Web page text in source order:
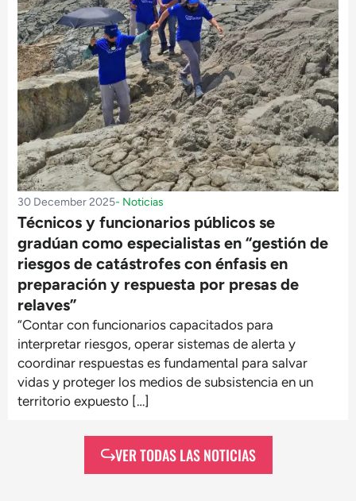
30 December 2025- Noticias
Técnicos y funcionarios públicos se
gradúan como especialistas en “gestión de
riesgos de catástrofes con énfasis en
preparación y respuesta por presas de
relaves”
“Contar con funcionarios capacitados para
interpretar riesgos, operar sistemas de alerta y
coordinar respuestas es fundamental para salvar
vidas y proteger los medios de subsistencia en un
territorio expuesto […]
VER TODAS LAS NOTICIAS